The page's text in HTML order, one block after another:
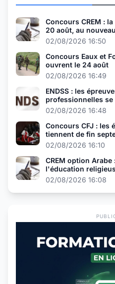
Concours CREM :
20 août, au
02/08/2026 16:50
Concours Eaux et
ouvrent le 24 août
02/08/2026 16:49
ENDSS : les
professionnelles se
août
02/08/2026 16:48
Concours CFJ : les
tiennent de fin
02/08/2026 16:10
CREM option
l'éducation
présélection
02/08/2026 16:08